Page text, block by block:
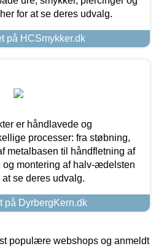
for at se deres udvalg.
på HCSmykker.dk
er håndlavede og
processer: fra støbning,
metalbasen til håndfletning af
montering af halv-ædelsten
se deres udvalg.
på DyrbergKern.dk
populære webshops og anmeldt